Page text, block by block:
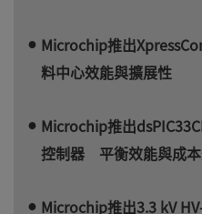
Microchip推出
料中心效能與擴展性
Microchip推出
控制器 平衡效能與成
Microchip推出3.3 kV